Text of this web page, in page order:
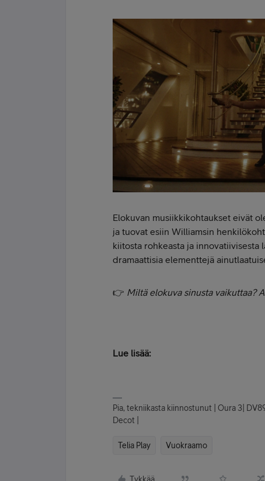
Elokuvan musiikkikohtaukset eivät
ja tuovat esiin Williamsin
kiitosta rohkeasta ja innovatiivisesta
dramaattisia elementtejä
👉 Miltä elokuva sinusta vaikuttaa?
Lue lisää:
Pia, tekniikasta kiinnostunut | Oura 3|
Decot |
Telia Play Vuokraamo